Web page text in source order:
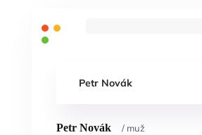
Petr Novák
Petr Novák / muž